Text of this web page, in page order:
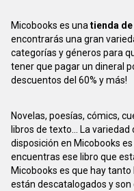
Micobooks es unatienda
encontrarás una gran
categorías y géneros para
tener que pagar un dineral
descuentos del 60% y más!
Novelas, poesías, cómics,
libros de texto... La variedad
disposición en Micobooks
encuentras ese libro que
Micobooks es que hay
están descatalogados y